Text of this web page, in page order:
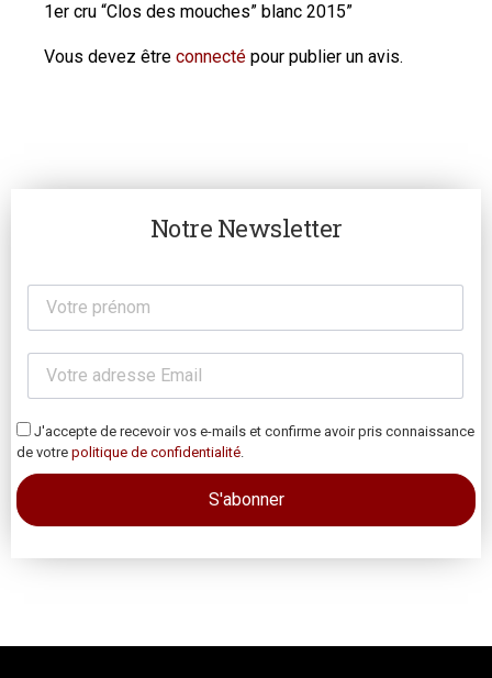
1er cru “Clos des mouches” blanc 2015”
Vous devez être connecté pour publier un avis.
Notre Newsletter
J'accepte de recevoir vos e-mails et confirme avoir pris connaissance
de votre politique de confidentialité.